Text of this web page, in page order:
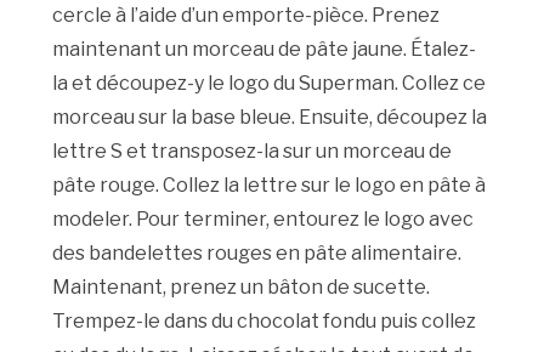
cercle à l’aide d’un emporte-pièce. Prenez
maintenant un morceau de pâte jaune. Étalez-
la et découpez-y le logo du Superman. Collez ce
morceau sur la base bleue. Ensuite, découpez la
lettre S et transposez-la sur un morceau de
pâte rouge. Collez la lettre sur le logo en pâte à
modeler. Pour terminer, entourez le logo avec
des bandelettes rouges en pâte alimentaire.
Maintenant, prenez un bâton de sucette.
Trempez-le dans du chocolat fondu puis collez